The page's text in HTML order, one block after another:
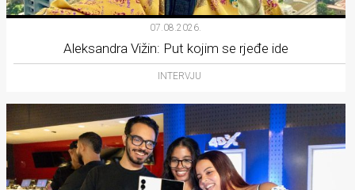
07.08.2026.
Aleksandra Vižin: Put kojim se rjeđe ide
INTERVJU